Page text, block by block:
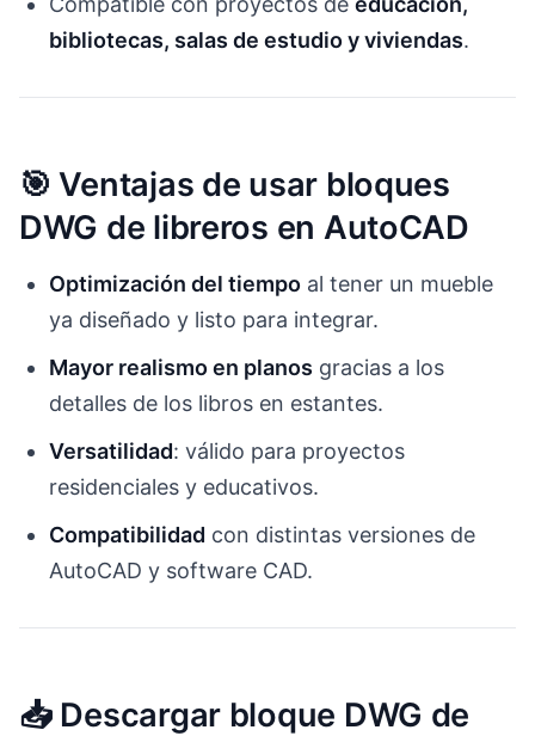
bibliotecas, salas de estudio y viviendas.
🎯 Ventajas de usar bloques
DWG de libreros en AutoCAD
Optimización del tiempo al tener un mueble
ya diseñado y listo para integrar.
Mayor realismo en planos gracias a los
detalles de los libros en estantes.
Versatilidad: válido para proyectos
residenciales y educativos.
Compatibilidad con distintas versiones de
AutoCAD y software CAD.
📥 Descargar bloque DWG de